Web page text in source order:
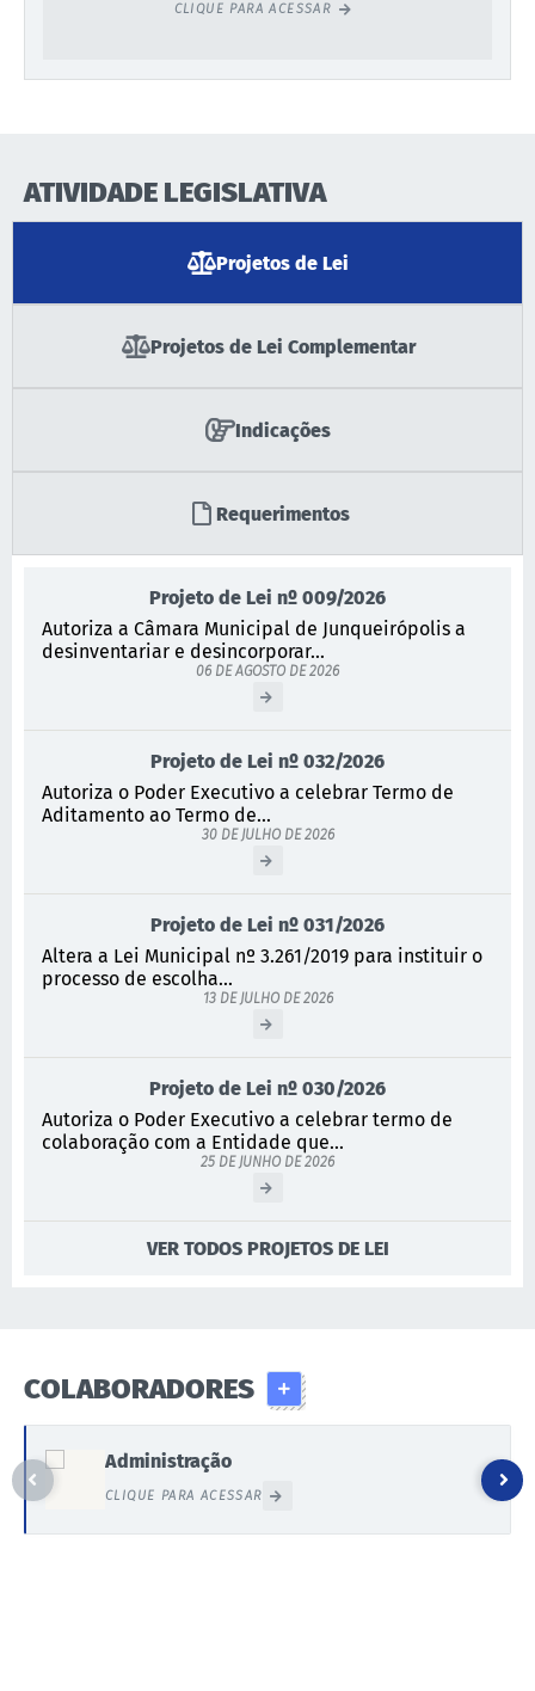
CLIQUE PARA ACESSAR
ATIVIDADE LEGISLATIVA
Projetos de Lei
Projetos de Lei Complementar
Indicações
Requerimentos
Projeto de Lei nº 009/2026
Autoriza a Câmara Municipal de Junqueirópolis a
desinventariar e desincorporar...
06 DE AGOSTO DE 2026
Projeto de Lei nº 032/2026
Autoriza o Poder Executivo a celebrar Termo de
Aditamento ao Termo de...
30 DE JULHO DE 2026
Projeto de Lei nº 031/2026
Altera a Lei Municipal nº 3.261/2019 para instituir o
processo de escolha...
13 DE JULHO DE 2026
Projeto de Lei nº 030/2026
Autoriza o Poder Executivo a celebrar termo de
colaboração com a Entidade que...
25 DE JUNHO DE 2026
VER TODOS PROJETOS DE LEI
COLABORADORES
Administração
CLIQUE PARA ACESSAR